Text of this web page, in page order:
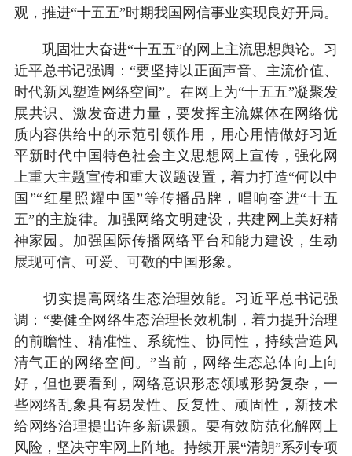
观，推进“十五五”时期我国网信事业实现良好开局。
巩固壮大奋进“十五五”的网上主流思想舆论。习
近平总书记强调：“要坚持以正面声音、主流价值、
时代新风塑造网络空间”。在网上为“十五五”凝聚发
展共识、激发奋进力量，要发挥主流媒体在网络优
质内容供给中的示范引领作用，用心用情做好习近
平新时代中国特色社会主义思想网上宣传，强化网
上重大主题宣传和重大议题设置，着力打造“何以中
国”“红星照耀中国”等传播品牌，唱响奋进“十五
五”的主旋律。加强网络文明建设，共建网上美好精
神家园。加强国际传播网络平台和能力建设，生动
展现可信、可爱、可敬的中国形象。
切实提高网络生态治理效能。习近平总书记强
调：“要健全网络生态治理长效机制，着力提升治理
的前瞻性、精准性、系统性、协同性，持续营造风
清气正的网络空间。”当前，网络生态总体向上向
好，但也要看到，网络意识形态领域形势复杂，一
些网络乱象具有易发性、反复性、顽固性，新技术
给网络治理提出许多新课题。要有效防范化解网上
风险，坚决守牢网上阵地。持续开展“清朗”系列专项